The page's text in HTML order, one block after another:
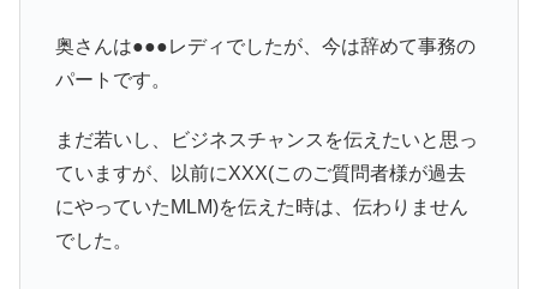
奥さんは●●●レディでしたが、今は辞めて事務の
パートです。
まだ若いし、ビジネスチャンスを伝えたいと思っ
ていますが、以前にXXX(このご質問者様が過去
にやっていたMLM)を伝えた時は、伝わりません
でした。